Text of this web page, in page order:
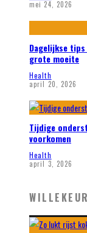
mei 24, 2026
Dagelijkse
grote moeite
Health
april 20, 2026
Tijdige
voorkomen
Health
april 3, 2026